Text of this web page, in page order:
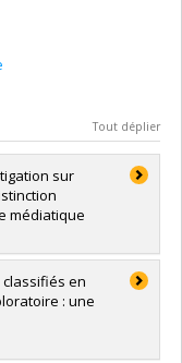
Tout déplier
sur
médiatique
en
: une